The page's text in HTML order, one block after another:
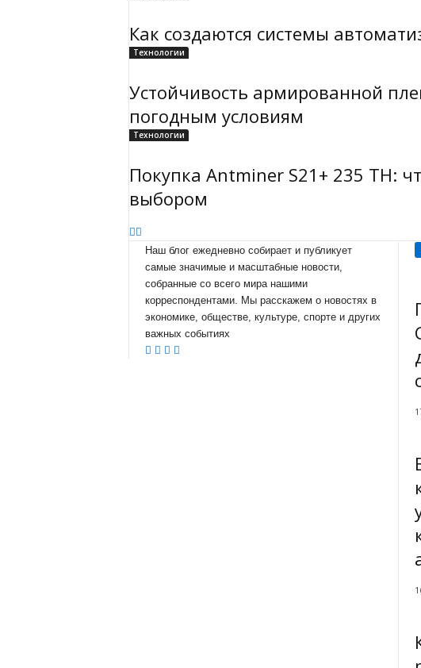
Как создаются системы
Технологии
Устойчивость армированной
погодным условиям
Технологии
Покупка Antminer S21+ 235 TH:
выбором
Наш блог ежедневно собирает и публикует
самые значимые и масштабные новости,
собранные со всего мира нашими
корреспондентами. Мы расскажем о новостях в
экономике, обществе, культуре, спорте и других
важных событиях